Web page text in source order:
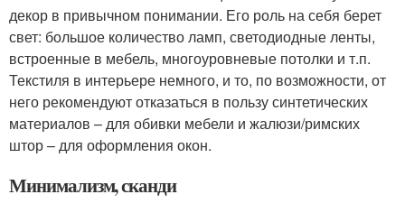
декор в привычном понимании. Его роль на себя берет
свет: большое количество ламп, светодиодные ленты,
встроенные в мебель, многоуровневые потолки и т.п.
Текстиля в интерьере немного, и то, по возможности, от
него рекомендуют отказаться в пользу синтетических
материалов – для обивки мебели и жалюзи/римских
штор – для оформления окон.
Минимализм, сканди